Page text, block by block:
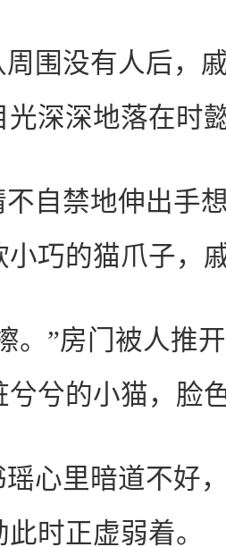
没有人后，戚
光深深地落在时
禁地伸出手想
小巧的猫爪子，
”房门被人推开
兮兮的小猫，脸
里暗道不好，
时正虚弱着。